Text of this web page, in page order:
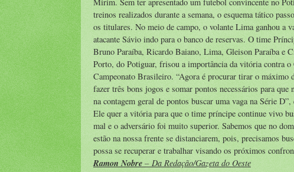
treinos realizados durante a semana, o esquema tático
os titulares. No meio de campo, o volante Lima ganhou a
atacante Sávio indo para o banco de reservas. O time
Bruno Paraíba, Ricardo Baiano, Lima, Gleison Paraíba e
Porto, do Potiguar, frisou a importância da vitória contra
Campeonato Brasileiro. “Agora é procurar tirar o máximo
fazer três bons jogos e somar pontos necessários para
na contagem geral de pontos buscar uma vaga na Série
Ele quer a vitória para que o time príncipe continue vivo
mal e o adversário foi muito superior. Sabemos que no
estão na nossa frente se distanciarem, pois, precisamos
possa se recuperar e trabalhar visando os próximos
Ramon Nobre – Da Redação/Gazeta do Oeste